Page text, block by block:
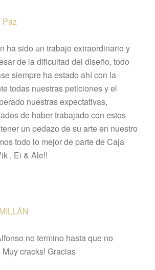
Paz
ha sido un trabajo extraordinario y
de la dificultad del diseño, todo
siempre ha estado ahí con la
todas nuestras peticiones y el
nuestras expectativas,
de haber trabajado con estos
un pedazo de su arte en nuestro
todo lo mejor de parte de Caja
, Ei & Ale!!
no termino hasta que no
cracks! Gracias